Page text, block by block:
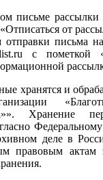
письме рассылки
от
письма
с пометкой
хранятся и
Хранение
деле в
правовым актам